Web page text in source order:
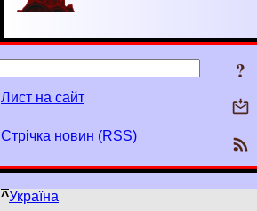
?
Лист на сайт
Стрічка новин (RSS)
^Україна